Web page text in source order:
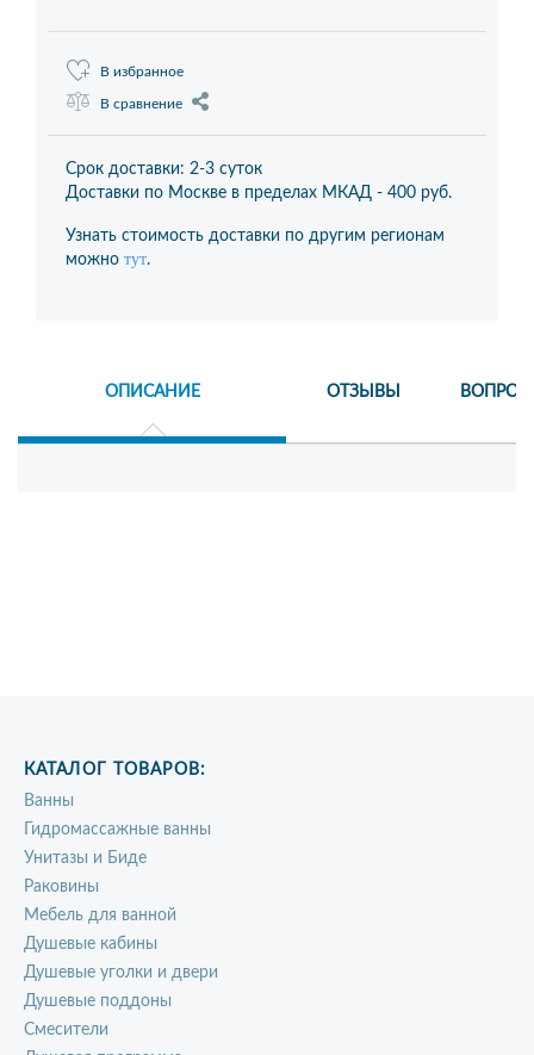
В избранное
В сравнение
Срок доставки: 2-3 суток
Доставки по Москве в пределах МКАД - 400 руб.
Узнать стоимость доставки по другим регионам
можно тут.
ОПИСАНИЕ ОТЗЫВЫ
КАТАЛОГ ТОВАРОВ:
Ванны
Гидромассажные ванны
Унитазы и Биде
Раковины
Мебель для ванной
Душевые кабины
Душевые уголки и двери
Душевые поддоны
Смесители